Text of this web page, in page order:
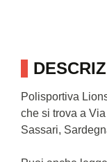
Polisportiva
che si trova a
Sassari,